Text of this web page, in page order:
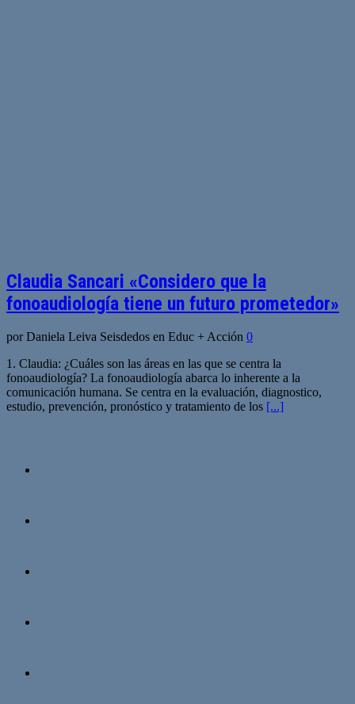
Claudia Sancari «Considero que la
fonoaudiología tiene un futuro prometedor»
por Daniela Leiva Seisdedos en Educ + Acción 0
1. Claudia: ¿Cuáles son las áreas en las que se centra la
fonoaudiología? La fonoaudiología abarca lo inherente a la
comunicación humana. Se centra en la evaluación, diagnostico,
estudio, prevención, pronóstico y tratamiento de los [...]